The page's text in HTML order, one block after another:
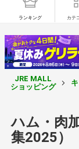
ランキング カテ
JRE MALL
ショッピング
ハム・肉
集2025）